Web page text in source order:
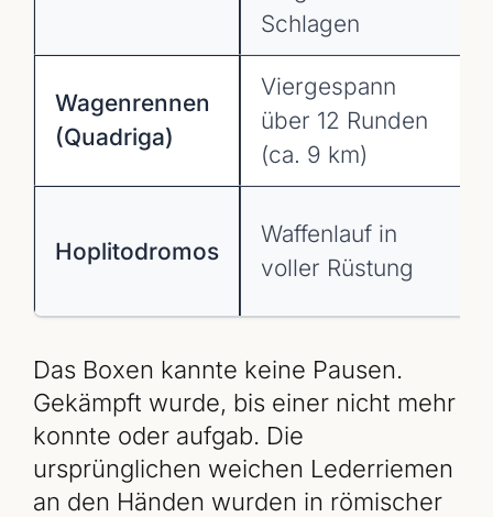
Schlagen
Wagenrennen
(Quadriga)
Viergespann
über 12 Runden
(ca. 9 km)
Hoplitodromos
Waffenlauf in
voller Rüstung
Das Boxen kannte keine Pausen.
Gekämpft wurde, bis einer nicht mehr
konnte oder aufgab. Die
ursprünglichen weichen Lederriemen
an den Händen wurden in römischer